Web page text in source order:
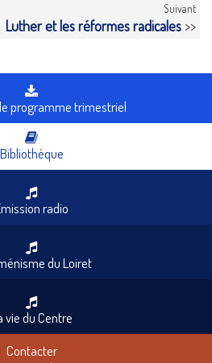
Suivant
Luther et les réformes radicales >>
programme trimestriel
Bibliothèque
radio
du Loiret
vie du Centre
Contacter